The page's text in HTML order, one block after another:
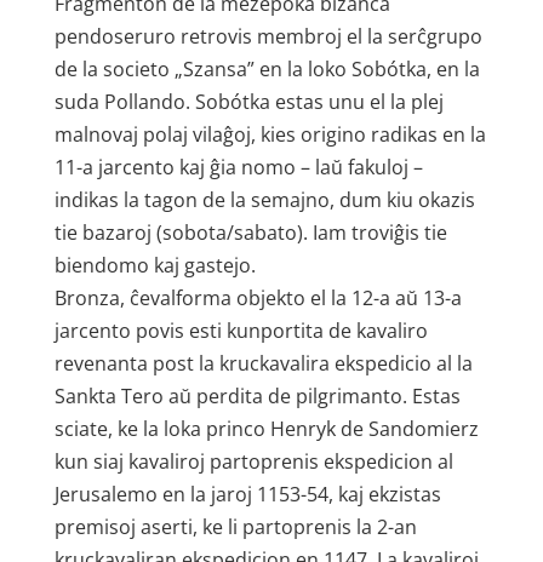
pendoseruro retrovis membroj el la serĉgrupo
de la societo „Szansa” en la loko Sobótka, en la
suda Pollando. Sobótka estas unu el la plej
malnovaj polaj vilaĝoj, kies origino radikas en la
11-a jarcento kaj ĝia nomo – laŭ fakuloj –
indikas la tagon de la semajno, dum kiu okazis
tie bazaroj (sobota/sabato). Iam troviĝis tie
biendomo kaj gastejo.
Bronza, ĉevalforma objekto el la 12-a aŭ 13-a
jarcento povis esti kunportita de kavaliro
revenanta post la kruckavalira ekspedicio al la
Sankta Tero aŭ perdita de pilgrimanto. Estas
sciate, ke la loka princo Henryk de Sandomierz
kun siaj kavaliroj partoprenis ekspedicion al
Jerusalemo en la jaroj 1153-54, kaj ekzistas
premisoj aserti, ke li partoprenis la 2-an